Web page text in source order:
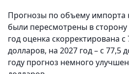
Прогнозы по объему импорта
были пересмотрены в
год оценка скорректирована
долларов, на 2027 год – с 77,5
году прогноз немного